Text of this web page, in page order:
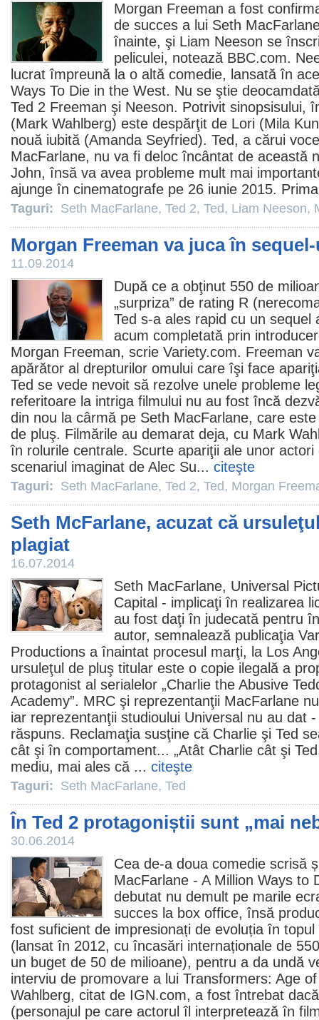
Morgan Freeman a fost
de succes a lui Seth
înainte, şi Liam Neeson se
peliculei, notează BBC.com.
lucrat împreună la o altă comedie, lansată în
Ways To Die in the West. Nu se ştie
Ted 2 Freeman şi Neeson. Potrivit sinopsisului,
(Mark Wahlberg) este despărţit de Lori (Mila
nouă iubită (Amanda Seyfried). Ted, a cărui
MacFarlane, nu va fi deloc încântat de această
John, însă va avea probleme mult mai
ajunge în cinematografe pe 26 iunie 2015.
Taguri: Seth MacFarlane, Ted 2, Ted, Liam Neeson,
Morgan Freeman va juca în
11.09.2014
După ce a obţinut 550 de
„surpriza” de rating R
Ted s-a ales rapid cu un sequel
acum completată prin
Morgan Freeman, scrie Variety.com. Freeman
apărător al drepturilor omului care îşi face
Ted se vede nevoit să rezolve unele probleme
referitoare la intriga filmului nu au fost încă
din nou la cârmă pe Seth MacFarlane, care
de pluş. Filmările au demarat deja, cu Mark
în rolurile centrale. Scurte apariţii ale unor
scenariul imaginat de Alec Su... citeşte
Taguri: Seth MacFarlane, Ted 2, Ted, Morgan
Seth McFarlane, acuzat că
plagiat
16.07.2014
Seth MacFarlane, Universal
Capital - implicaţi în realizarea
au fost daţi în judecată pentru
autor, semnalează publicaţia
Productions a înaintat procesul marţi, la Los
ursuleţul de pluş titular este o copie ilegală a
protagonist al serialelor „Charlie the Abusive
Academy”. MRC şi reprezentanţii MacFarlane
iar reprezentanţii studioului Universal nu au dat
răspuns. Reclamaţia susţine că Charlie şi Ted
cât şi în comportament... „Atât Charlie cât şi
mediu, mai ales că ... citeşte
Taguri: Seth MacFarlane, Ted
În Ted 2 protagoniștii sunt „mai
30.06.2014
Cea de-a doua comedie scrisă
MacFarlane - A Million Ways to
debutat nu demult pe marile
succes la box office, însă
fost suficient de impresionați de evoluția în
(lansat în 2012, cu încasări internaționale de
un buget de 50 de milioane), pentru a da undă
interviu de promovare a lui Transformers: Age
Wahlberg, citat de IGN.com, a fost întrebat
(personajul pe care actorul îl interpretează în